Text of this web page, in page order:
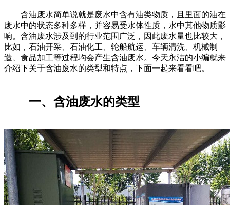
含油废水简单说就是废水中含有油类物质，且里面的油在
废水中的状态多种多样，并容易受水体性质，水中其他物质影
响。含油废水涉及到的行业范围广泛，因此废水量也比较大，
比如，石油开采、石油化工、轮船航运、车辆清洗、机械制
造、食品加工等过程均会产生含油废水。今天永洁的小编就来
介绍下关于含油废水的类型和特点，下面一起来看看吧。
一、含油废水的类型